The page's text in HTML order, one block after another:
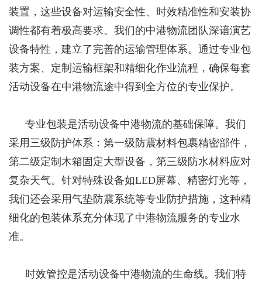
装置，这些设备对运输安全性、时效精准性和安装协
调性都有着极高要求。我们的中港物流团队深谙演艺
设备特性，建立了完善的运输管理体系。通过专业包
装方案、定制运输框架和精细化作业流程，确保每套
活动设备在中港物流途中得到全方位的专业保护。
专业包装是活动设备中港物流的基础保障。我们
采用三级防护体系：第一级防震材料包裹精密部件，
第二级定制木箱固定大型设备，第三级防水材料应对
复杂天气。针对特殊设备如LED屏幕、精密灯光等，
我们还会采用气垫防震系统等专业防护措施，这种精
细化的包装体系充分体现了中港物流服务的专业水
准。
时效管控是活动设备中港物流的生命线。我们特